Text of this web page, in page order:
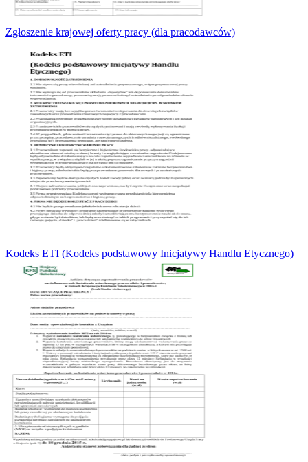
Zgłoszenie krajowej oferty pracy (dla pracodawców)
Kodeks ETI (Kodeks podstawowy Inicjatywy Handlu Etycznego)